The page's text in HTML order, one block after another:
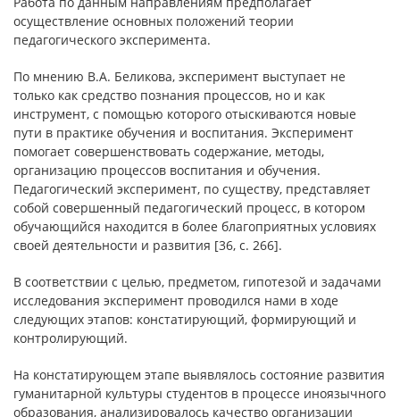
осуществление основных положений теории
педагогического эксперимента.
По мнению В.А. Беликова, эксперимент выступает не
только как средство познания процессов, но и как
инструмент, с помощью которого отыскиваются новые
пути в практике обучения и воспитания. Эксперимент
помогает совершенствовать содержание, методы,
организацию процессов воспитания и обучения.
Педагогический эксперимент, по существу, представляет
собой совершенный педагогический процесс, в котором
обучающийся находится в более благоприятных условиях
своей деятельности и развития [36, с. 266].
В соответствии с целью, предметом, гипотезой и задачами
исследования эксперимент проводился нами в ходе
следующих этапов: констатирующий, формирующий и
контролирующий.
На констатирующем этапе выявлялось состояние развития
гуманитарной культуры студентов в процессе иноязычного
образования, анализировалось качество организации